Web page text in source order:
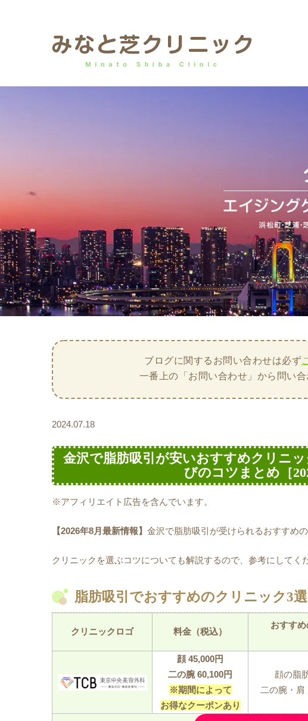
ブログに関するお問い合わせは必ず
一番上の「お問い合わせ」から問い合
2024.07.18
金沢で脂肪吸引が安いおすすめクリニ
びのコツまとめ［
※アフィリエイト広告を含んでいます。
【2026年8月最新情報】 金沢で脂肪吸引が受けられるおすすめ
クリニックを選ぶコツについても解説するので、参考にしてく
脂肪吸引でおすすめのクリニック3選
クリニックロゴ 料金（税込）
おすす
顔 45,000円
二の腕 60,100円
※期間によって
お得なクーポンあり
顔の脂
二の腕・肩